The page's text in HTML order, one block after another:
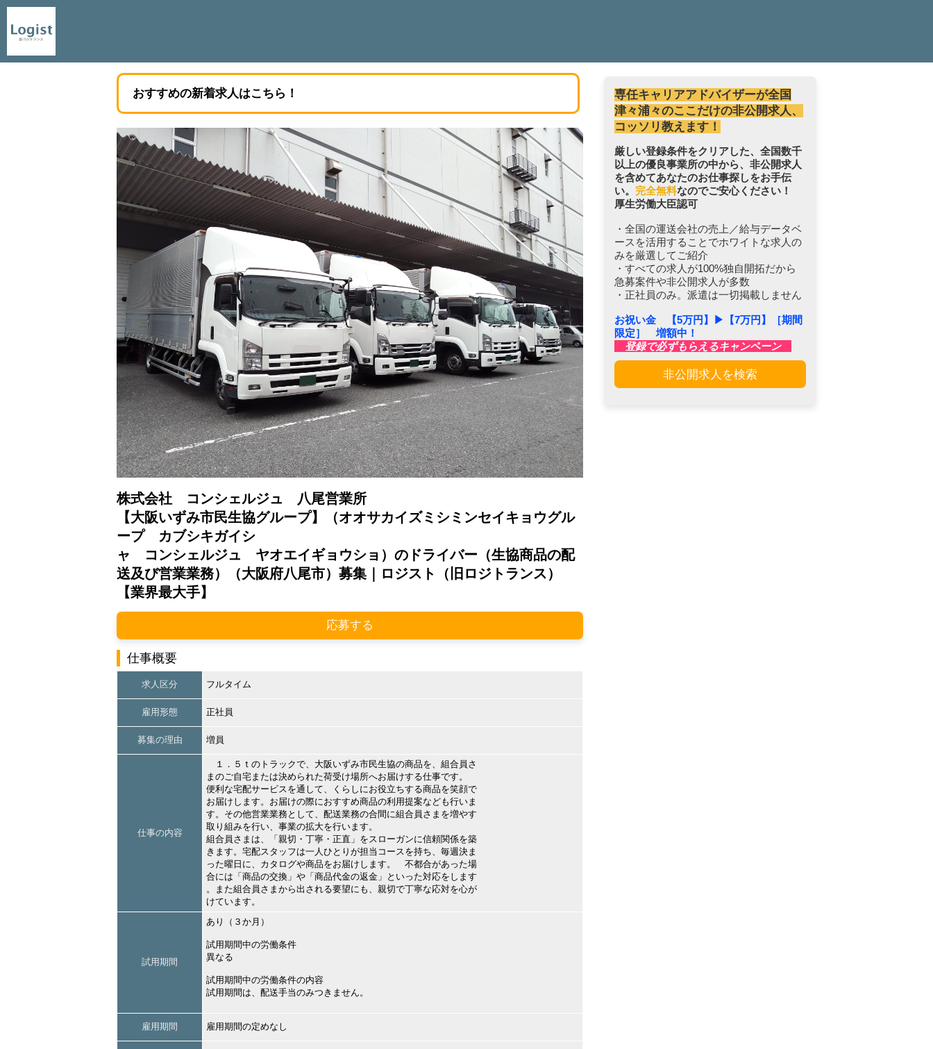
おすすめの新着求人はこちら！
株式会社 コンシェルジュ 八尾営業所
【大阪いずみ市民生協グループ】（オオサカイズミシミンセイキョウグル
ープ カブシキガイシ
ャ コンシェルジュ ヤオエイギョウショ）のドライバー（生協商品の配
送及び営業業務）（大阪府八尾市）募集｜ロジスト（旧ロジトランス）
【業界最大手】
応募する
仕事概要
求人区分 フルタイム
雇用形態 正社員
募集の理由 増員
仕事の内容
１．５ｔのトラックで、大阪いずみ市民生協の商品を、組合員さ
まのご自宅または決められた荷受け場所へお届けする仕事です。
便利な宅配サービスを通して、くらしにお役立ちする商品を笑顔で
お届けします。お届けの際におすすめ商品の利用提案なども行いま
す。その他営業業務として、配送業務の合間に組合員さまを増やす
取り組みを行い、事業の拡大を行います。
組合員さまは、「親切・丁寧・正直」をスローガンに信頼関係を築
きます。宅配スタッフは一人ひとりが担当コースを持ち、毎週決ま
った曜日に、カタログや商品をお届けします。 不都合があった場
合には「商品の交換」や「商品代金の返金」といった対応をします
。また組合員さまから出される要望にも、親切で丁寧な応対を心が
けています。
試用期間
あり（３か月）
試用期間中の労働条件
異なる
試用期間中の労働条件の内容
試用期間は、配送手当のみつきません。
雇用期間 雇用期間の定めなし
専任キャリアアドバイザーが全国
津々浦々のここだけの非公開求人、
コッソリ教えます！
厳しい登録条件をクリアした、全国数千
以上の優良事業所の中から、非公開求人
を含めてあなたのお仕事探しをお手伝
い。 完全無料なのでご安心ください！
厚生労働大臣認可
・全国の運送会社の売上／給与データベ
ースを活用することでホワイトな求人の
みを厳選してご紹介
・すべての求人が100%独自開拓だから
急募案件や非公開求人が多数
・正社員のみ。派遣は一切掲載しません
お祝い金 【5万円】▶︎【7万円】［期間
限定］ 増額中！
登録で必ずもらえるキャンペーン
非公開求人を検索